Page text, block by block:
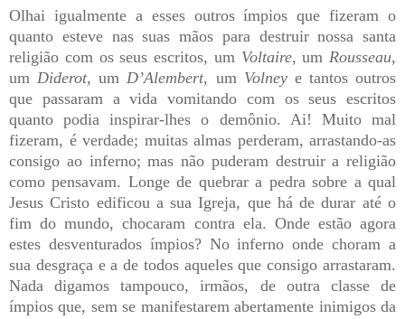
Olhai igualmente a esses outros ímpios que fizeram o
quanto esteve nas suas mãos para destruir nossa santa
religião com os seus escritos, um Voltaire, um Rousseau,
umDiderot, umD’Alembert, um Volneye tantos outros
que passaram a vida vomitando com os seus escritos
quanto podia inspirar-lhes o demônio. Ai! Muito mal
fizeram, é verdade; muitas almas perderam, arrastando-as
consigo ao inferno; mas não puderam destruir a religião
como pensavam. Longe de quebrar a pedra sobre a qual
Jesus Cristo edificou a sua Igreja, que há de durar até o
fim do mundo, chocaram contra ela. Onde estão agora
estes desventurados ímpios? No inferno onde choram a
sua desgraça e a de todos aqueles que consigo arrastaram.
Nada digamos tampouco, irmãos, de outra classe de
ímpios que, sem se manifestarem abertamente inimigos da